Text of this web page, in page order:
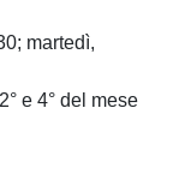
martedì,
e 4° del mese